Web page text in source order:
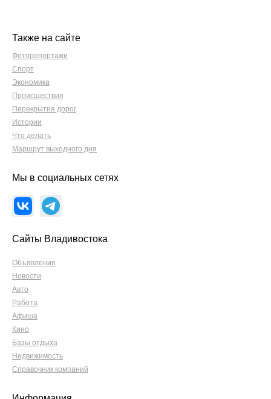
Также на сайте
Фоторепортажи
Спорт
Экономика
Происшествия
Перекрытия дорог
Истории
Что делать
Маршрут выходного дня
Мы в социальных сетях
Сайты Владивостока
Объявления
Новости
Авто
Работа
Афиша
Кино
Базы отдыха
Недвижимость
Справочник компаний